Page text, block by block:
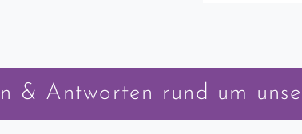
& Antworten rund um